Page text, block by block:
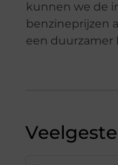
kunnen we de
benzineprijzen
een duurzamer